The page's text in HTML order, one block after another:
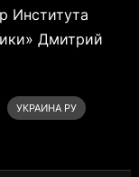
Института
Дмитрий
УКРАИНА РУ